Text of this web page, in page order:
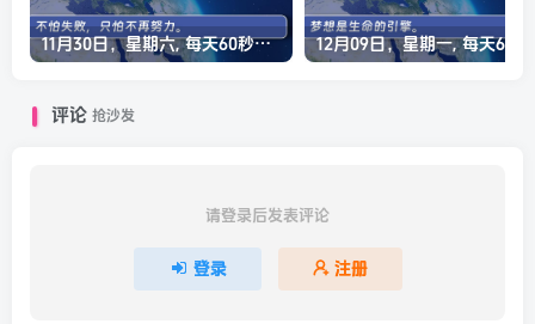
11月30日，星期六, 每天60秒读懂全世界！
评论 抢沙发
请登录后发表评论
登录 注册